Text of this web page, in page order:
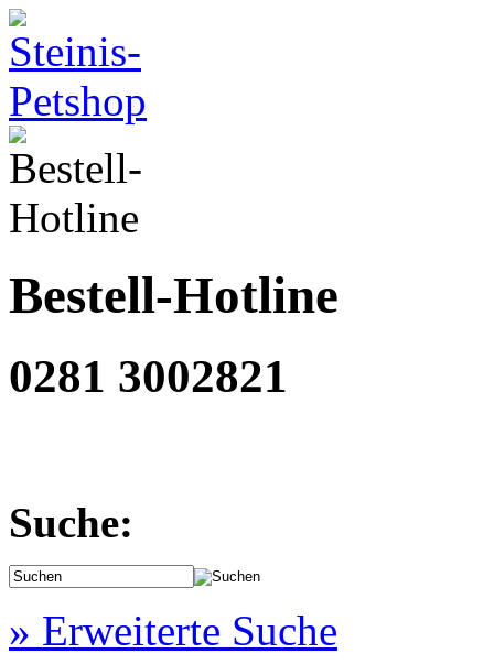
Bestell-Hotline
0281 3002821
Suche:
» Erweiterte Suche